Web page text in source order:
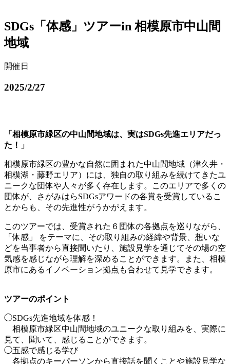
SDGs「体感」ツアーin 相模原市中山間
地域
開催日
2025/2/27
「相模原市緑区の中山間地域は、実はSDGs先進エリアだっ
た！」
相模原市緑区の豊かな自然に囲まれた中山間地域（津久井・
相模湖・藤野エリア）には、独自の取り組みを続けてきたユ
ニークな団体や人々が多く存在します。このエリアで多くの
団体が、さがみはらSDGsアワードの各賞を受賞しているこ
とからも、その先進性がうかがえます。
このツアーでは、受賞された６団体の各拠点を巡りながら、
「体感」 をテーマに、その取り組みの経緯や背景、想いな
どを当事者から直接聞いたり、施設見学を通じてその場の空
気感を感じながら理解を深めることができます。また、相模
原市にあるイノベーション拠点も合わせて見学できます。
ツアーのポイント
◯SDGs先進地域を体感！
相模原市緑区中山間地域のユニークな取り組みを、実際に
見て、聞いて、感じることができます。
◯五感で感じる学び
各拠点のキーパーソンから直接話を聞くことや施設見学な